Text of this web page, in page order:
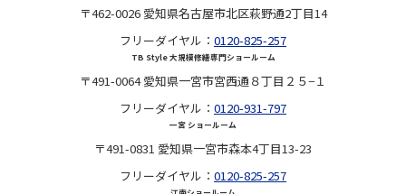
〒462-0026 愛知県名古屋市北区萩野通2丁目14
フリーダイヤル： 0120-825-257
TB Style 大規模修繕専門ショールーム
〒491-0064 愛知県一宮市宮西通８丁目２５−１
フリーダイヤル： 0120-931-797
一宮 ショールーム
〒491-0831 愛知県一宮市森本4丁目13-23
フリーダイヤル： 0120-825-257